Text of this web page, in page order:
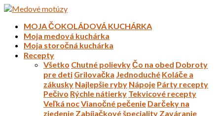
MOJA ČOKOLÁDOVÁ KUCHÁRKA
Moja medová kuchárka
Moja storočná kuchárka
Recepty
Všetko Chutné polievkyČo na obed Dobroty
pre deti Grilovačka Jednoduché Koláče a
zákusky Najlepšie ryby Nápoje Párty recepty
Pečivo Rýchle nátierky Tekvicové recepty
Veľká nocVianočné pečenie Darčeky na
zjedenie Zabíjačkové špeciality Zaváranie